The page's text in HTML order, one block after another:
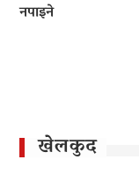
नपाइने
खेलकुद